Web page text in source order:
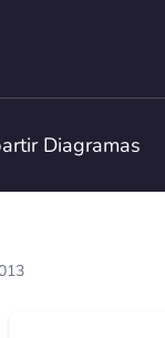
Diagramas